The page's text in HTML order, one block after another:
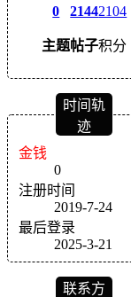
0
主题
2144
帖子
2104
积分
时间轨
迹
金钱
0
注册时间
2019-7-24
最后登录
2025-3-21
联系方